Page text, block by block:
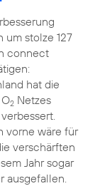
um stolze 127
connect
hat die
2Netzes
vorne wäre für
verschärften
Jahr sogar
ausgefallen.